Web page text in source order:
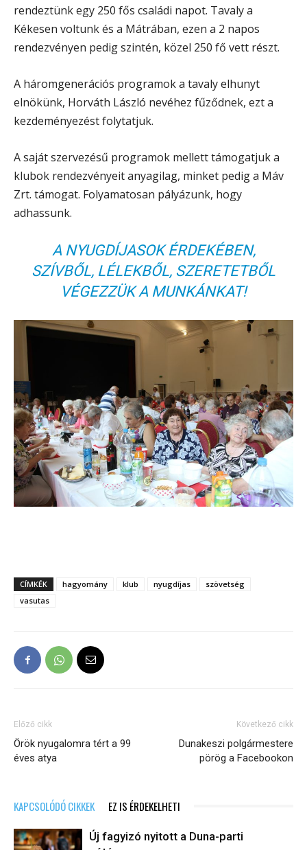
rendeztünk egy 250 fős családi napot. Tavaly a
Kékesen voltunk és a Mátrában, ezen a 2 napos
rendezvényen pedig szintén, közel 250 fő vett részt.
A háromgenerációs programok a tavaly elhunyt
elnökünk, Horváth László nevéhez fűződnek, ezt a
kezdeményezést folytatjuk.
A saját szervezésű programok mellett támogatjuk a
klubok rendezvényeit anyagilag, minket pedig a Máv
Zrt. támogat. Folyamatosan pályázunk, hogy
adhassunk.
A NYUGDÍJASOK ÉRDEKÉBEN,
SZÍVBŐL, LÉLEKBŐL, SZERETETBŐL
VÉGEZZÜK A MUNKÁNKAT!
CÍMKÉK hagyomány klub nyugdíjas
szövetség
vasutas
Előző cikk
Örök nyugalomra tért a 99
éves atya
Következő cikk
Dunakeszi polgármestere
pörög a Facebookon
KAPCSOLÓDÓ CIKKEK EZ IS ÉRDEKELHETI
Új fagyizó nyitott a Duna-parti